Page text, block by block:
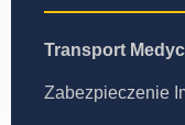
Transport
Zabezpieczenie